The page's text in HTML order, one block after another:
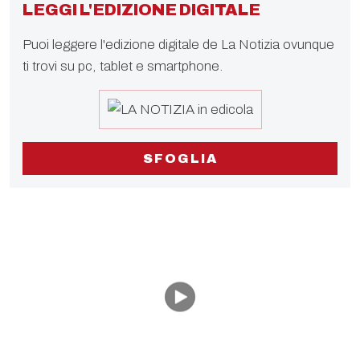
LEGGI L'EDIZIONE DIGITALE
Puoi leggere l'edizione digitale de La Notizia ovunque
ti trovi su pc, tablet e smartphone.
SFOGLIA